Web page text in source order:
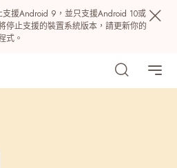
援Android 9，並只支援Android 10或
停止支援的裝置系統版本，請更新你的
式。